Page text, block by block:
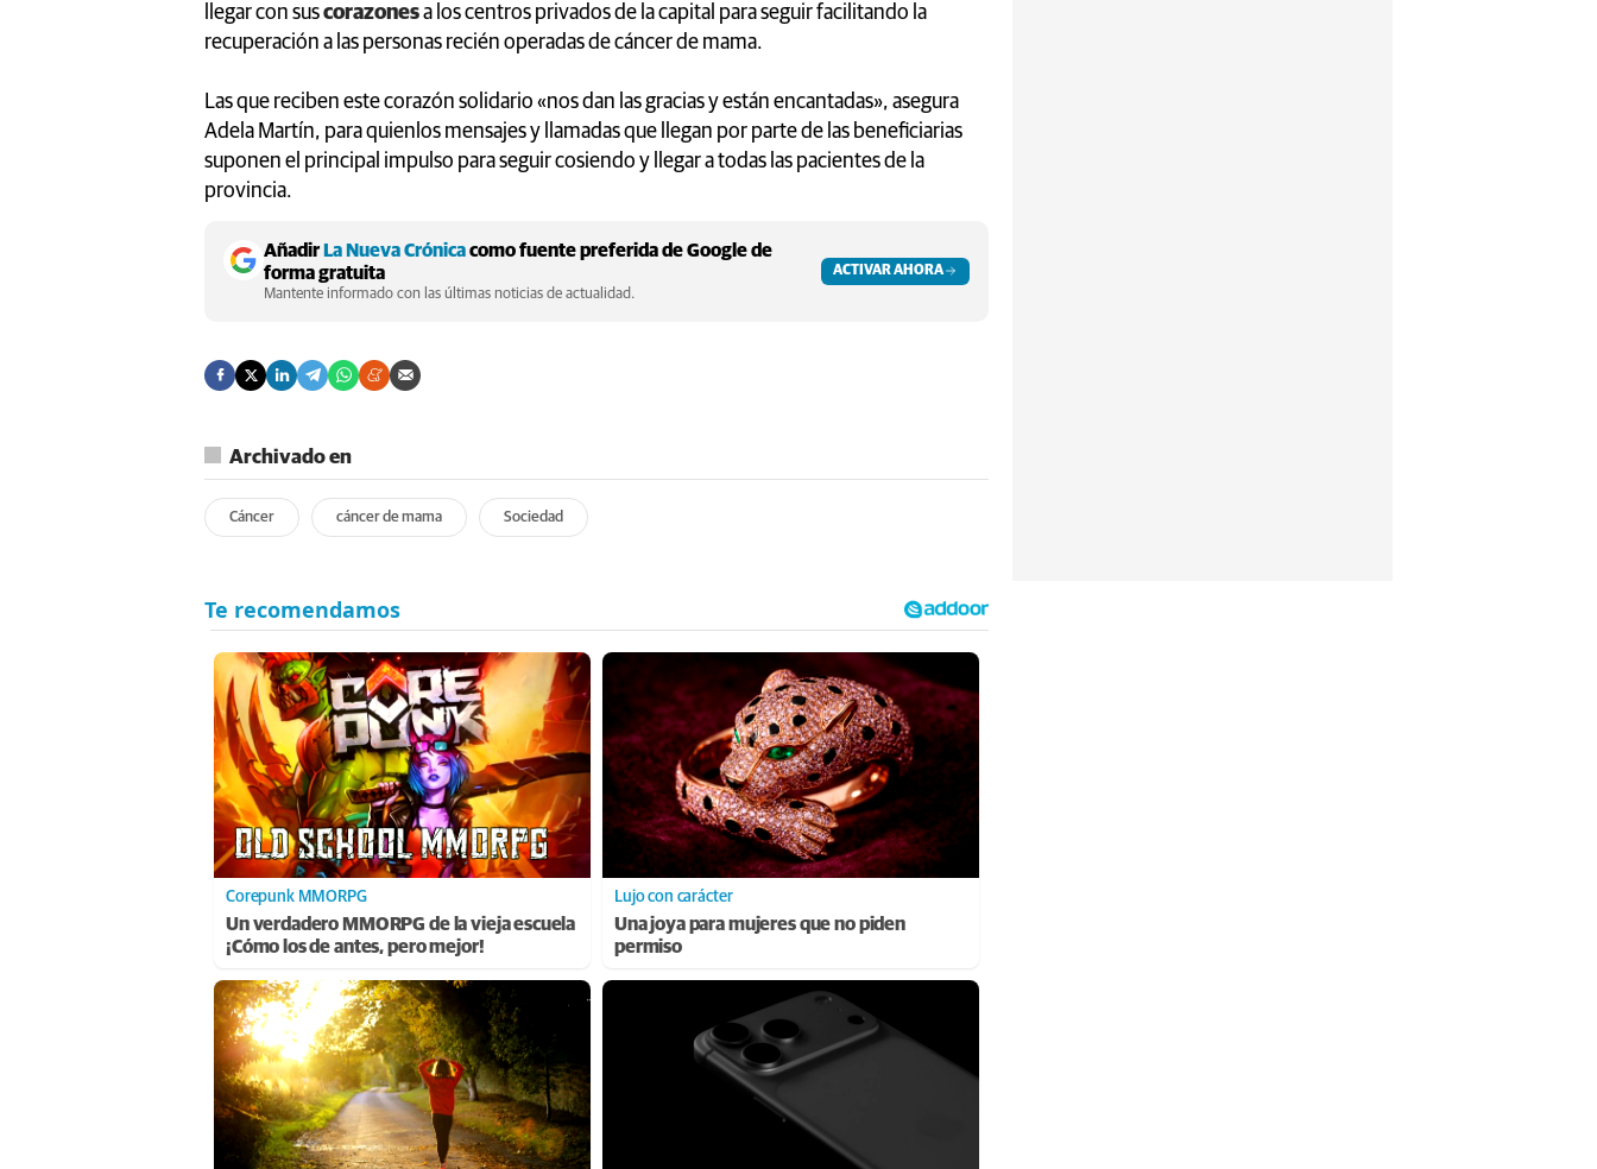
llegar con suscorazonesa los centros privados de la capital para seguir facilitando la
recuperación a las personas recién operadas de cáncer de mama.
Las que reciben este corazón solidario «nos dan las gracias y están encantadas», asegura
Adela Martín, para quienlos mensajes y llamadas que llegan por parte de las beneficiarias
suponen el principal impulso para seguir cosiendo y llegar a todas las pacientes de la
provincia.
AñadirLa Nueva Crónicacomo fuente preferida de Google de
forma gratuita
Mantente informado con las últimas noticias de actualidad.
ACTIVAR AHORA
Archivado en
Cáncer cáncer de mama Sociedad
Corepunk MMORPG
Un verdadero MMORPG de la vieja escuela
¡Cómo los de antes, pero mejor!
Lujo con carácter
Una joya para mujeres que no piden
permiso